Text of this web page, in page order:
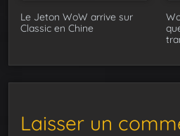
Le Jeton WoW arrive sur
Classic en Chine
Laisser un